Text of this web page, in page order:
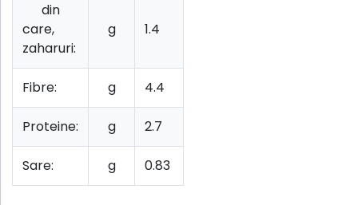
din
care,
zaharuri:
g 1.4
Fibre: g 4.4
Proteine: g 2.7
Sare: g 0.83